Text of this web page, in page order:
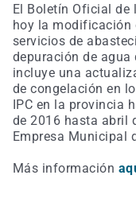
El Boletín Oficial de
hoy la modificación
servicios de
depuración de
incluye una
de congelación en
IPC en la provincia
de 2016 hasta abril
Empresa Municipal
Más información